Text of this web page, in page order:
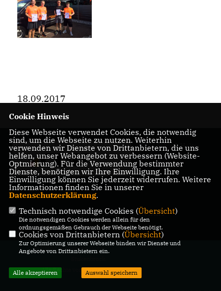
18.09.2017
CDU Schloß Holte-
Stukenbrock
IMPRESSUM DATENSCHUTZ KONTAKT
@2026 CDU Schloß Holte-
Alle Rechte vorbehalten.
Cookie Hinweis
Diese Webseite verwendet Cookies, die notwendig
sind, um die Webseite zu nutzen. Weiterhin
verwenden wir Dienste von Drittanbietern, die uns
helfen, unser Webangebot zu verbessern (Website-
Optmierung). Für die Verwendung bestimmter
Dienste, benötigen wir Ihre Einwilligung. Ihre
Einwilligung können Sie jederzeit widerrufen. Weitere
Informationen finden Sie in unserer
Datenschutzerklärung.
Technisch notwendige Cookies (Übersicht)
Die notwendigen Cookies werden allein für den
ordnungsgemäßen Gebrauch der Webseite benötigt.
Cookies von Drittanbietern (Übersicht)
Zur Optimierung unserer Webseite binden wir Dienste und
Angebote von Drittanbietern ein.
Alle akzeptieren Auswahl speichern